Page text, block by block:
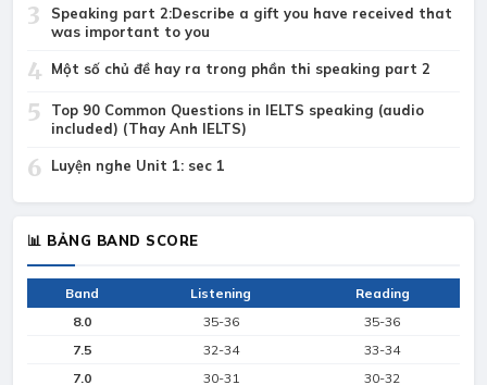
3
Speaking part 2:Describe a gift you have received that
was important to you
4 Một số chủ đề hay ra trong phần thi speaking part 2
5
Top 90 Common Questions in IELTS speaking (audio
included) (Thay Anh IELTS)
6 Luyện nghe Unit 1: sec 1
📊 BẢNG BAND SCORE
Band Listening
Reading
8.0
35-36
35-36
7.5
32-34
33-34
7.0
30-31
30-32